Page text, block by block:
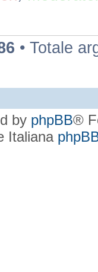
• Totale
by phpBB®
Italiana